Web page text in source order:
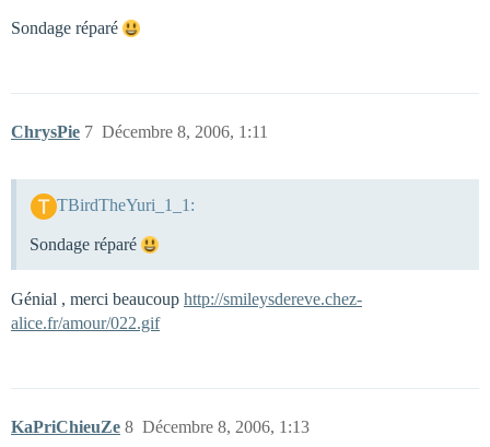
Sondage réparé
ChrysPie Décembre 8, 2006, 1:11
7
TBirdTheYuri_1_1:
Sondage réparé
Génial , merci beaucoup http://smileysdereve.chez-
alice.fr/amour/022.gif
KaPriChieuZe Décembre 8, 2006, 1:13
8